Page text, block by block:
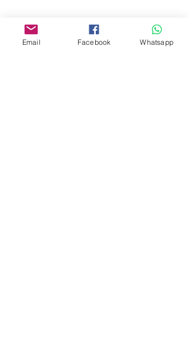
Mall,Nathan Road 534-538,
Yau Ma Tei, Hong Kong.
Email Facebook Whatsapp